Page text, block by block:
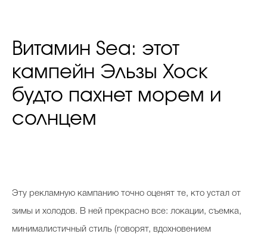
Витамин Sea: этот
кампейн Эльзы Хоск
будто пахнет морем и
солнцем
Эту рекламную кампанию точно оценят те, кто устал от
зимы и холодов. В ней прекрасно все: локации, съемка,
минималистичный стиль (говорят, вдохновением